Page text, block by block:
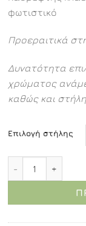
φωτιστικό
Προεραιτικά
Δυνατότητα
χρώματος
καθώς και
Επιλογή στήλης